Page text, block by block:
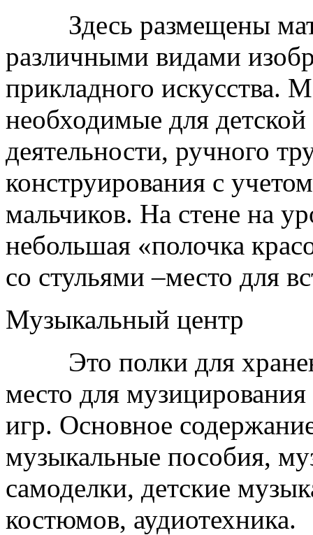
Здесь размещены
различными видами
прикладного искусства.
необходимые для детской
деятельности, ручного
конструирования с
мальчиков. На стене на
небольшая «полочка
со стульями –место для
Музыкальный центр
Это полки для
место для
игр. Основное
музыкальные пособия,
самоделки, детские
костюмов, аудиотехника.